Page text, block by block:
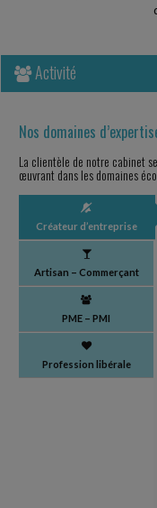
Activité
Nos domaines
La clientèle de notre cabinet
œuvrant dans les domaines
Créateur d’entreprise
Artisan – Commerçant
PME – PMI
Profession libérale